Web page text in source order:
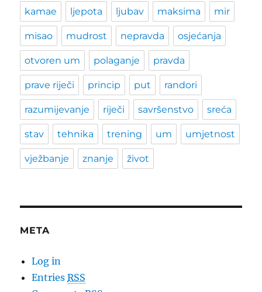
kamae ljepota ljubav maksima mir
misao mudrost nepravda osjećanja
otvoren um polaganje pravda
prave riječi princip put randori
razumijevanje riječi savršenstvo sreća
stav tehnika trening um umjetnost
vježbanje znanje život
META
Log in
EntriesRSS